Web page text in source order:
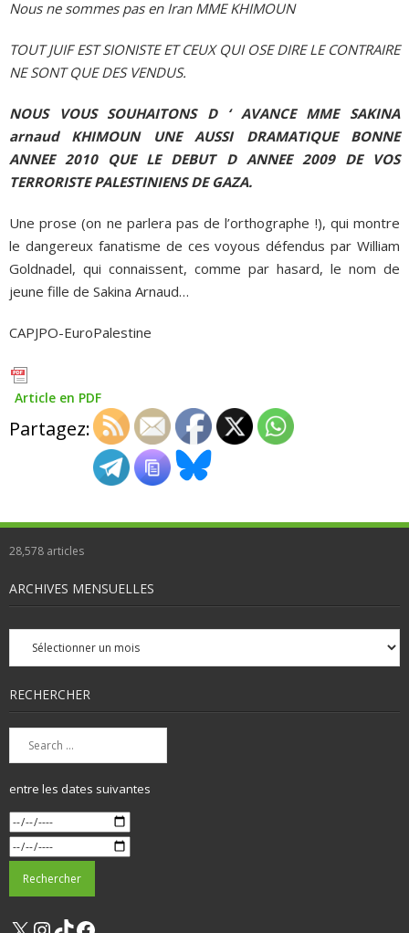
Nous ne sommes pas en Iran MME KHIMOUN
TOUT JUIF EST SIONISTE ET CEUX QUI OSE DIRE LE CONTRAIRE
NE SONT QUE DES VENDUS.
NOUS VOUS SOUHAITONS D ‘ AVANCE MME SAKINA
arnaud KHIMOUN UNE AUSSI DRAMATIQUE BONNE
ANNEE 2010 QUE LE DEBUT D ANNEE 2009 DE VOS
TERRORISTE PALESTINIENS DE GAZA.
Une prose (on ne parlera pas de l’orthographe !), qui montre
le dangereux fanatisme de ces voyous défendus par William
Goldnadel, qui connaissent, comme par hasard, le nom de
jeune fille de Sakina Arnaud…
CAPJPO-EuroPalestine
Article en PDF
Partagez:
28,578 articles
ARCHIVES MENSUELLES
Archives
mensuelles
RECHERCHER
entre les dates suivantes
X Instagram
TikTok